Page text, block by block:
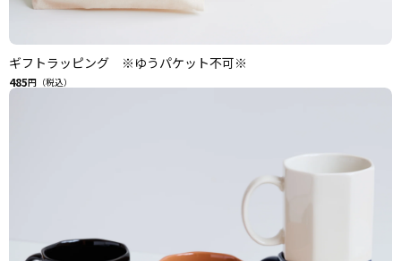
ギフトラッピング ※ゆうパケット不可※
485円（税込）